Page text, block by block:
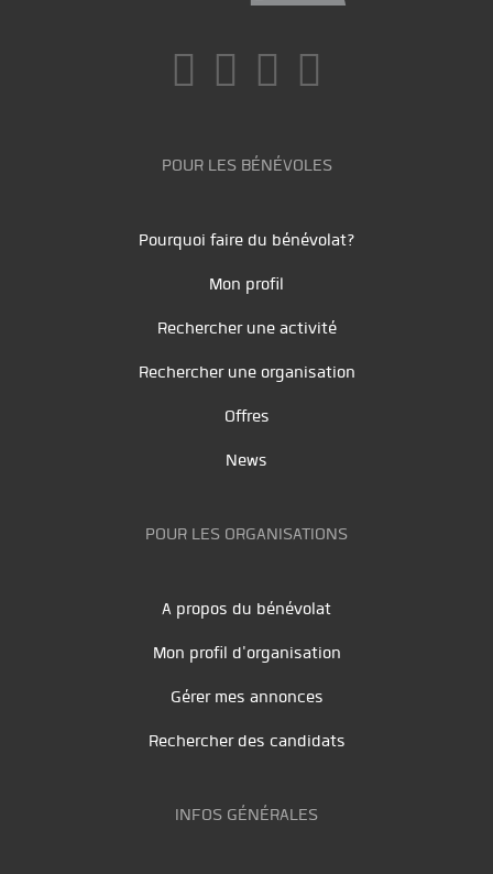
POUR LES BÉNÉVOLES
Pourquoi faire du bénévolat?
Mon profil
Rechercher une activité
Rechercher une organisation
Offres
News
POUR LES ORGANISATIONS
A propos du bénévolat
Mon profil d'organisation
Gérer mes annonces
Rechercher des candidats
INFOS GÉNÉRALES